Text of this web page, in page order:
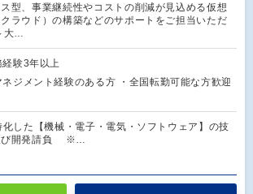
型、事業継続性やコストの削減が見込める仮想
ラウド）の構築などのサポートをご担当いただ
大…
経験3年以上
ネジメント経験のある方 ・全国転勤可能な方歓迎
した【機械・電子・電気・ソフトウェア】の技
び開発請負 ※…